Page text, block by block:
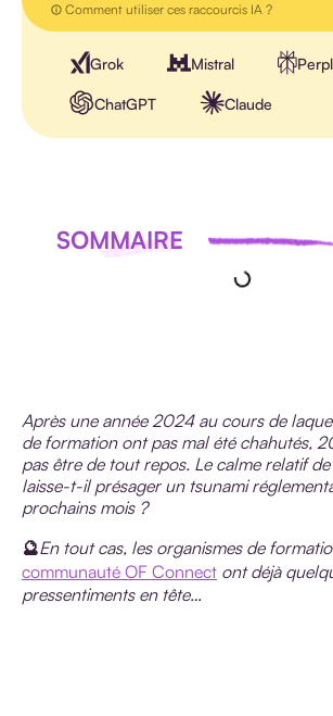
Comment utiliser ces raccourcis IA ?
Grok Mistral
ChatGPT Claude
SOMMAIRE
Après une année 2024 au cours de
de formation ont pas mal été chahutés,
pas être de tout repos. Le calme relatif
laisse-t-il présager un tsunami
prochains mois ?
🔮En tout cas, les organismes de
communauté OF Connect ont déjà
pressentiments en tête…